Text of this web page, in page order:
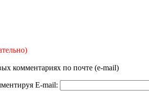
комментариях по почте (e-mail)
E-mail: